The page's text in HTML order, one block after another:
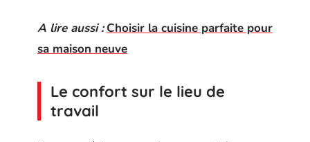
A lire aussi : Choisir la cuisine parfaite pour
sa maison neuve
Le confort sur le lieu de
travail